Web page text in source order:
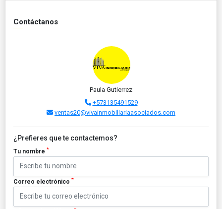
Contáctanos
Paula Gutierrez
+573135491529
ventas20@vivainmobiliariaasociados.com
¿Prefieres que te contactemos?
Tu nombre *
Correo electrónico *